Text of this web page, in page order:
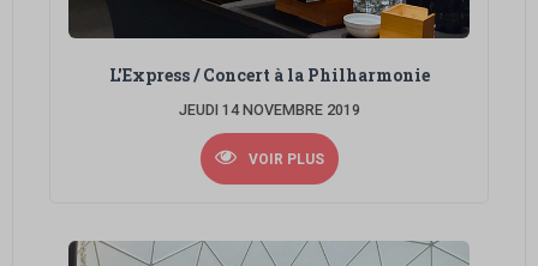
L'Express / Concert à la Philharmonie
JEUDI 14 NOVEMBRE 2019
VOIR PLUS